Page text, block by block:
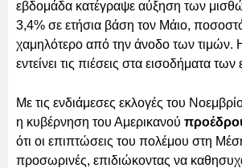
εβδομάδα κατέγραψε αύξηση των
3,4% σε ετήσια βάση τον Μάιο,
χαμηλότερο από την άνοδο των τιμών. Η
εντείνει τις πιέσεις στα εισοδήματα
Με τις ενδιάμεσες εκλογές του
η κυβέρνηση του Αμερικανού
ότι οι επιπτώσεις του πολέμου στη
προσωρινές, επιδιώκοντας να